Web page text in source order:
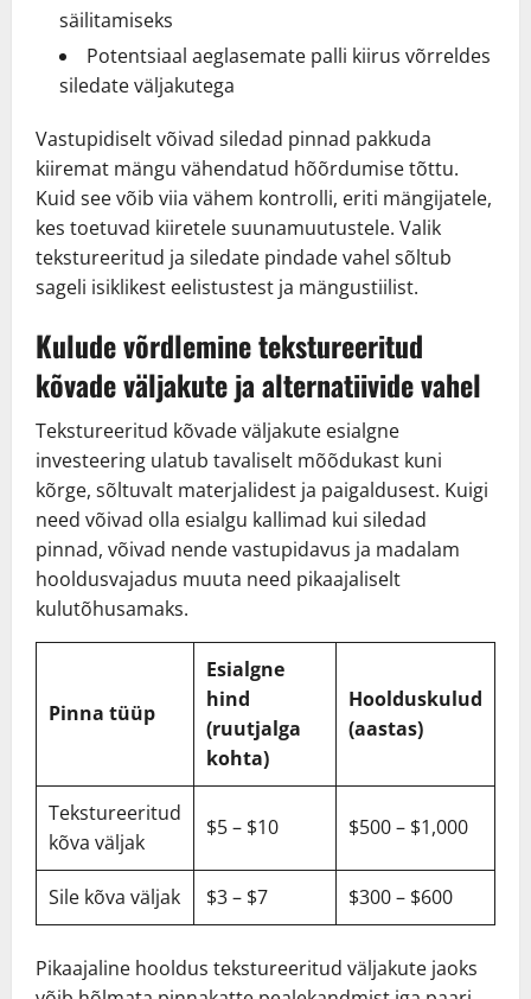
säilitamiseks
Potentsiaal aeglasemate palli kiirus võrreldes
siledate väljakutega
Vastupidiselt võivad siledad pinnad pakkuda
kiiremat mängu vähendatud hõõrdumise tõttu.
Kuid see võib viia vähem kontrolli, eriti mängijatele,
kes toetuvad kiiretele suunamuutustele. Valik
tekstureeritud ja siledate pindade vahel sõltub
sageli isiklikest eelistustest ja mängustiilist.
Kulude võrdlemine tekstureeritud
kõvade väljakute ja alternatiivide vahel
Tekstureeritud kõvade väljakute esialgne
investeering ulatub tavaliselt mõõdukast kuni
kõrge, sõltuvalt materjalidest ja paigaldusest. Kuigi
need võivad olla esialgu kallimad kui siledad
pinnad, võivad nende vastupidavus ja madalam
hooldusvajadus muuta need pikaajaliselt
kulutõhusamaks.
Pinna tüüp
Esialgne
hind
(ruutjalga
kohta)
Hoolduskulud
(aastas)
Tekstureeritud
kõva väljak
$5 – $10 $500 – $1,000
Sile kõva väljak $3 – $7 $300 – $600
Pikaajaline hooldus tekstureeritud väljakute jaoks